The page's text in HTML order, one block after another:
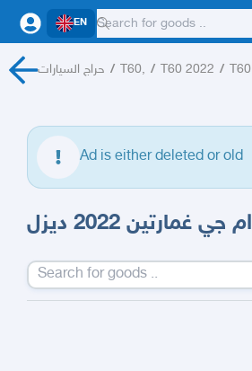
EN
حراج السيارات / T60, / T60 2022 / T60
Ad is either deleted or old
ام جي غمارتين 2022 ديزل